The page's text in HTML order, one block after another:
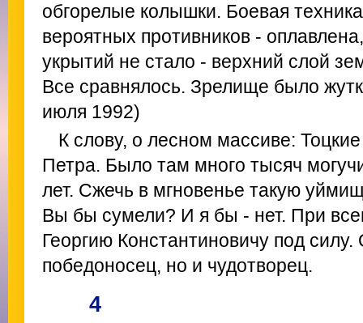
обгорелые колышки. Боевая
вероятных противников -
укрытий не стало - верхний слой
Все сравнялось. Зрелище было
июля 1992)
К слову, о лесном массиве:
Петра. Было там много тысяч
лет. Сжечь в мгновенье такую
Вы бы сумели? И я бы - нет. При
Георгию Константиновичу под
победоносец, но и чудотворец.
4